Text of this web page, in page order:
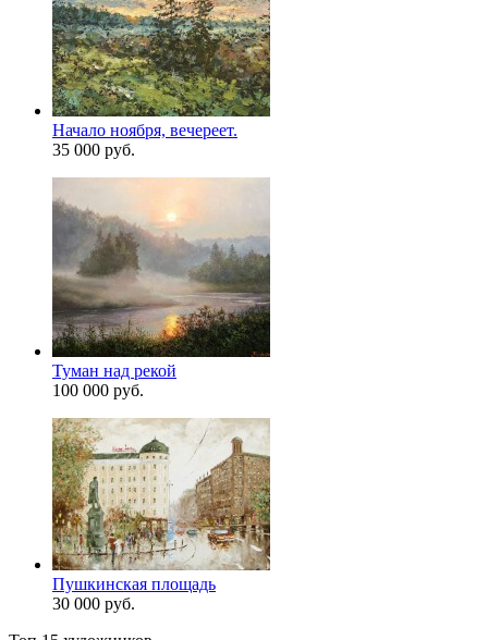
Начало ноября, вечереет.
35 000 руб.
Туман над рекой
100 000 руб.
Пушкинская площадь
30 000 руб.